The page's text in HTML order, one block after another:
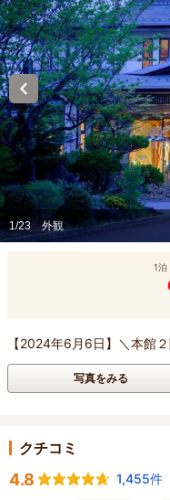
1/23 外観
1泊
【2024年6月6日】＼本館
写真をみる
クチコミ
4.8
1,455件